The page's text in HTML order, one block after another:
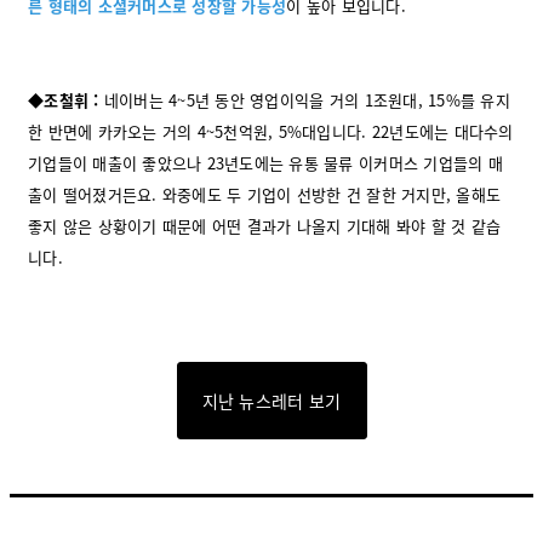
른 형태의 소셜커머스로 성장할 가능성이 높아 보입니다.
◆조철휘 : 네이버는 4~5년 동안 영업이익을 거의 1조원대, 15%를 유지
한 반면에 카카오는 거의 4~5천억원, 5%대입니다. 22년도에는 대다수의
기업들이 매출이 좋았으나 23년도에는 유통 물류 이커머스 기업들의 매
출이 떨어졌거든요. 와중에도 두 기업이 선방한 건 잘한 거지만, 올해도
좋지 않은 상황이기 때문에 어떤 결과가 나올지 기대해 봐야 할 것 같습
니다.
지난 뉴스레터 보기